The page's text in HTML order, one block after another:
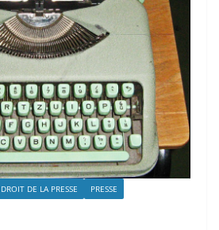
DROIT DE LA PRESSE
PRESSE